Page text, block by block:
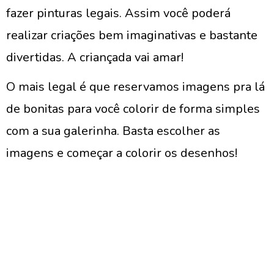
fazer pinturas legais. Assim você poderá
realizar criações bem imaginativas e bastante
divertidas. A criançada vai amar!
O mais legal é que reservamos imagens pra lá
de bonitas para você colorir de forma simples
com a sua galerinha. Basta escolher as
imagens e começar a colorir os desenhos!